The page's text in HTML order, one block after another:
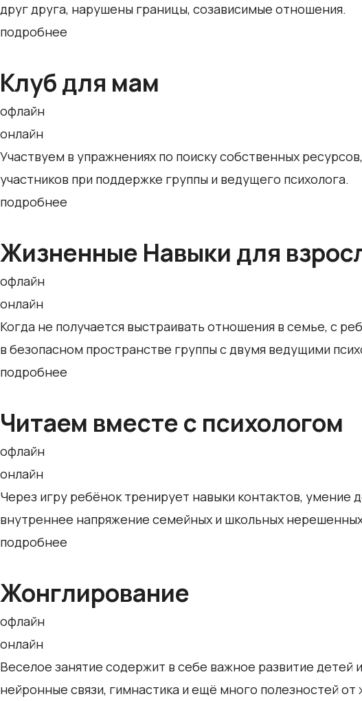
друг друга, нарушены границы, созависимые отношения.
подробнее
Клуб для мам
офлайн
онлайн
Участвуем в упражнениях по поиску собственных
участников при поддержке группы и ведущего психолога.
подробнее
Жизненные Навыки для
офлайн
онлайн
Когда не получается выстраивать отношения в семье, с
в безопасном пространстве группы с двумя ведущими
подробнее
Читаем вместе с психологом
офлайн
онлайн
Через игру ребёнок тренирует навыки контактов, умение
внутреннее напряжение семейных и школьных
подробнее
Жонглирование
офлайн
онлайн
Веселое занятие содержит в себе важное развитие детей
нейронные связи, гимнастика и ещё много полезностей от